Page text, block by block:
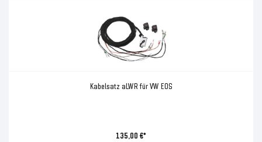
Kabelsatz aLWR für VW EOS
135,00 €*